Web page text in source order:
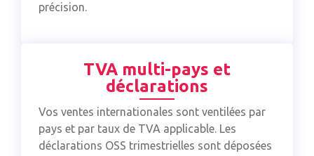
précision.
TVA multi-pays et
déclarations
Vos ventes internationales sont ventilées par
pays et par taux de TVA applicable. Les
déclarations OSS trimestrielles sont déposées